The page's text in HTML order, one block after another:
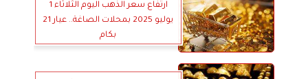
ارتفاع سعر الذهب اليوم الثلاثاء 1
يوليو 2025 بمحلات الصاغة.. عيار 21
بكام